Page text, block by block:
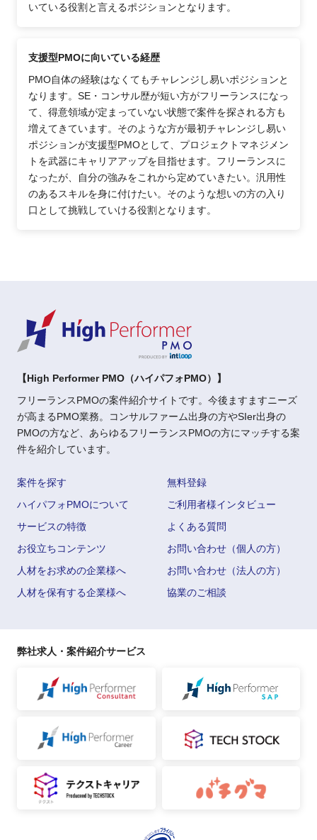
いている役割と言えるポジションとなります。
支援型PMOに向いている経歴
PMO自体の経験はなくてもチャレンジし易いポジションと
なります。SE・コンサル歴が短い方がフリーランスになっ
て、得意領域が定まっていない状態で案件を探される方も
増えてきています。そのような方が最初チャレンジし易い
ポジションが支援型PMOとして、プロジェクトマネジメン
トを武器にキャリアアップを目指せます。フリーランスに
なったが、自分の強みをこれから定めていきたい。汎用性
のあるスキルを身に付けたい。そのような想いの方の入り
口として挑戦していける役割となります。
【High Performer PMO（ハイパフォPMO）】
フリーランスPMOの案件紹介サイトです。今後ますますニーズ
が高まるPMO業務。コンサルファーム出身の方やSIer出身の
PMOの方など、あらゆるフリーランスPMOの方にマッチする案
件を紹介しています。
案件を探す
無料登録
ハイパフォPMOについて
ご利用者様インタビュー
サービスの特徴
よくある質問
お役立ちコンテンツ
お問い合わせ（個人の方）
人材をお求めの企業様へ
お問い合わせ（法人の方）
人材を保有する企業様へ
協業のご相談
弊社求人・案件紹介サービス